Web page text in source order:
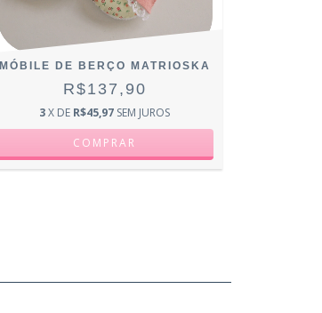
MÓBILE DE BERÇO MATRIOSKA
R$137,90
3X DE R$45,97 SEM JUROS